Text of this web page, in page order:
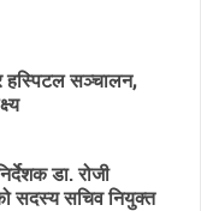
हस्पिटल सञ्चालन,
डा. रोजी
सदस्य सचिव नियुक्त